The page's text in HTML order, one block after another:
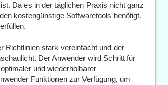
Da es in der täglichen Praxis nicht ganz
kostengünstige Softwaretools benötigt,
Richtlinien stark vereinfacht und der
Der Anwender wird Schritt für
und wiederholbarer
Funktionen zur Verfügung, um